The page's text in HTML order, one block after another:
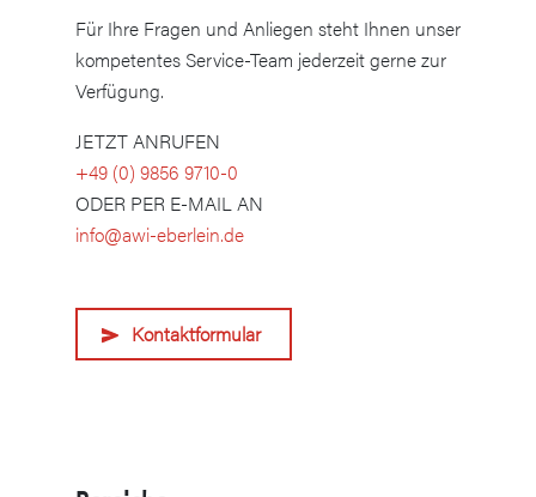
Für Ihre Fragen und Anliegen steht Ihnen unser
kompetentes Service-Team jederzeit gerne zur
Verfügung.
JETZT ANRUFEN
+49 (0) 9856 9710-0
ODER PER E-MAIL AN
info@awi-eberlein.de
Kontaktformular